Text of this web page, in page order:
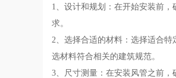
1、设计和规划：在开始安装前
求。
2、选择合适的材料：选择适合
选材料符合相关的建筑规范。
3、尺寸测量：在安装风管之前，